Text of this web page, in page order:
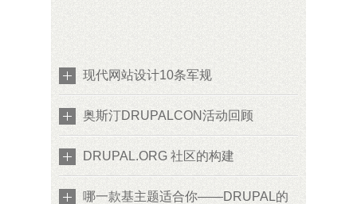
现代网站设计10条军规
奥斯汀DRUPALCON活动回顾
DRUPAL.ORG 社区的构建
哪一款基主题适合你——DRUPAL的